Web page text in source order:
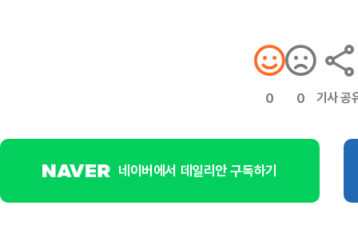
0 0 기사 공
네이버에서 데일리안 구독하기